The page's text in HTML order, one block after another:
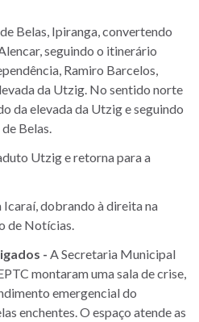
Belas, Ipiranga, convertendo
seguindo o itinerário
Ramiro Barcelos,
da Utzig. No sentido norte
da elevada da Utzig e seguindo
Belas.
Utzig e retorna para a
dobrando à direita na
de Notícias.
- A Secretaria Municipal
montaram uma sala de crise,
emergencial do
enchentes. O espaço atende as